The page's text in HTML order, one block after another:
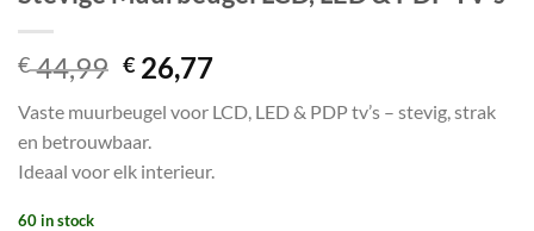
€44,99 Original
price
was:
€ 44,99.
€ 26,77Current
is:
Vaste muurbeugel voor LCD, LED & PDP tv’s – stevig, strak
en betrouwbaar.
Ideaal voor elk interieur.
60 in stock